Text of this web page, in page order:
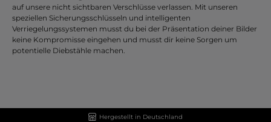
auf unsere nicht sichtbaren Verschlüsse verlassen. Mit unseren
speziellen Sicherungsschlüsseln und intelligenten
Verriegelungssystemen musst du bei der Präsentation deiner Bilder
keine Kompromisse eingehen und musst dir keine Sorgen um
potentielle Diebstähle machen.
Hergestellt in Deutschland